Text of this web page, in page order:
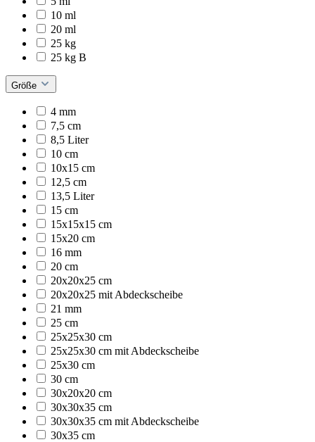
10 ml
20 ml
25 kg
25 kg B
Größe
4 mm
7,5 cm
8,5 Liter
10 cm
10x15 cm
12,5 cm
13,5 Liter
15 cm
15x15x15 cm
15x20 cm
16 mm
20 cm
20x20x25 cm
20x20x25 mit Abdeckscheibe
21 mm
25 cm
25x25x30 cm
25x25x30 cm mit Abdeckscheibe
25x30 cm
30 cm
30x20x20 cm
30x30x35 cm
30x30x35 cm mit Abdeckscheibe
30x35 cm